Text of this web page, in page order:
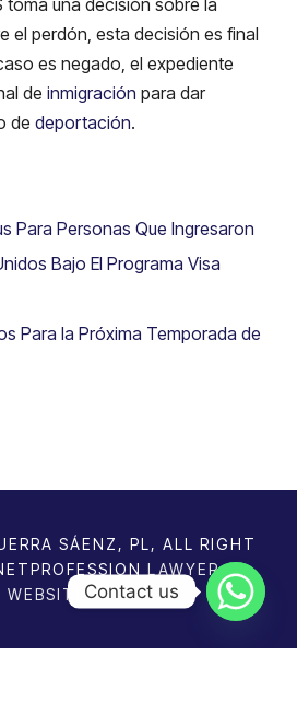
el perdón, esta decisión es final
es negado, el expediente
de inmigración para dar
de deportación.
Para Personas Que Ingresaron
Bajo El Programa Visa
Para la Próxima Temporada de
SÁENZ, PL, ALL RIGHT
LAWYER
WEBSITESContact us